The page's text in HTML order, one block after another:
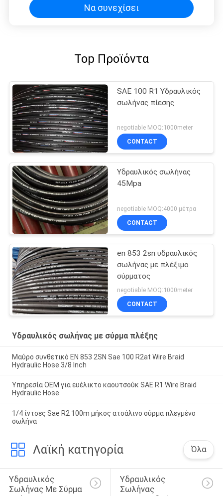
Να συνεχίσει
Top Προϊόντα
SAE 100 R1 Υδραυλικός
σωλήνας πίεσης
negotiable MOQ:1000meter
CONTACT
Υδραυλικός σωλήνας
45Mpa
negotiable MOQ:4000 μέτρα
CONTACT
en 853 2sn υδραυλικός
σωλήνας με πλέξιμο
σύρματος
negotiable MOQ:1000meter
CONTACT
Υδραυλικός σωλήνας με σύρμα πλέξης
Μαύρο συνθετικό EN 853 2SN Sae 100 R2at Wire Braid
Hydraulic Hose 3/8 Inch
Υπηρεσία OEM για ευέλικτο καουτσούκ SAE R1 Wire Braid
Hydraulic Hose
1/4 ίντσες Sae R2 100m μήκος ατσάλινο σύρμα πλεγμένο
σωλήνα
Λαϊκή κατηγορία Όλα
Υδραυλικός
Σωλήνας Με Σύρμα
Υδραυλικός
Σωλήνας